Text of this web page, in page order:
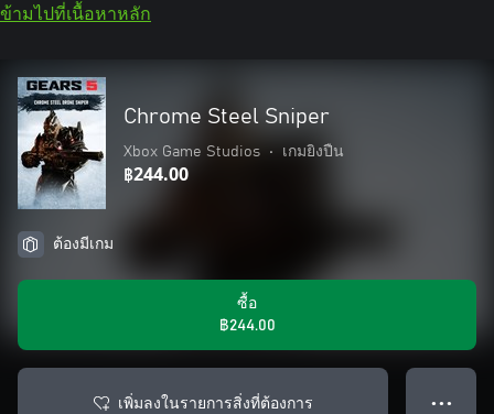
ข้ามไปที่เนื้อหาหลัก
Chrome Steel Sniper
Xbox Game Studios • เกมยิงปืน
฿244.00
ต้องมีเกม
ซื้อ
฿244.00
เพิ่มลงในรายการสิ่งที่ต้องการ ● ● ●